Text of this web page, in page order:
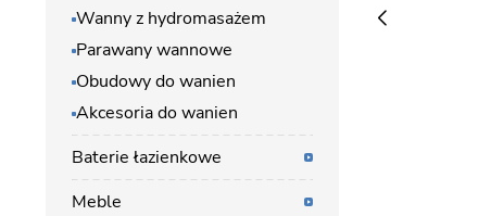
Wanny z hydromasażem
Parawany wannowe
Obudowy do wanien
Akcesoria do wanien
Baterie łazienkowe
Meble